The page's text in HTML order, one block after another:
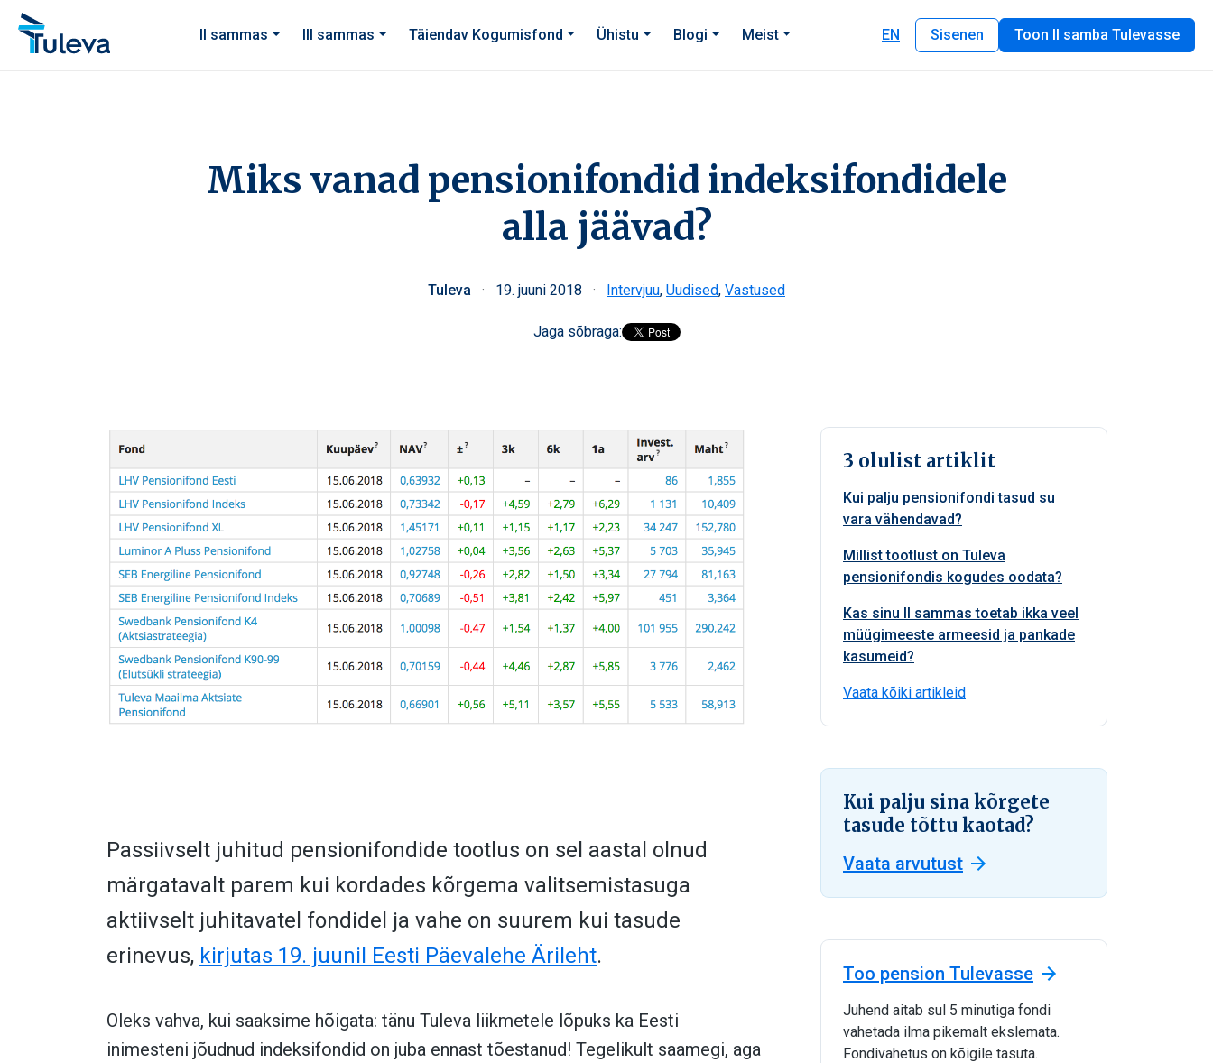
Liigu edasi sisu juurde
II sammas
III sammas Täiendav Kogumisfond Ühistu Blogi Meist EN Sisenen Toon II samba Tulevasse
Miks vanad pensionifondid indeksifondidele
alla jäävad?
Tuleva · 19. juuni 2018 · Intervjuu, Uudised, Vastused
Jaga sõbraga:
Passiivselt juhitud pensionifondide tootlus on sel aastal olnud
märgatavalt parem kui kordades kõrgema valitsemistasuga
aktiivselt juhitavatel fondidel ja vahe on suurem kui tasude
erinevus, kirjutas 19. juunil Eesti Päevalehe Ärileht.
Oleks vahva, kui saaksime hõigata: tänu Tuleva liikmetele lõpuks ka Eesti
inimesteni jõudnud indeksifondid on juba ennast tõestanud! Tegelikult saamegi, aga
3 olulist artiklit
Kui palju pensionifondi tasud su
vara vähendavad?
Millist tootlust on Tuleva
pensionifondis kogudes oodata?
Kas sinu II sammas toetab ikka veel
müügimeeste armeesid ja pankade
kasumeid?
Vaata kõiki artikleid
Kui palju sina kõrgete
tasude tõttu kaotad?
Vaata arvutust
Too pension Tulevasse
Juhend aitab sul 5 minutiga fondi
vahetada ilma pikemalt ekslemata.
Fondivahetus on kõigile tasuta.